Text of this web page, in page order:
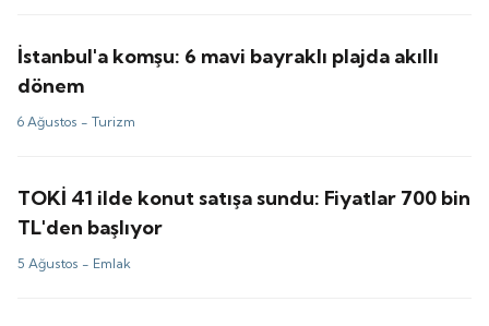
İstanbul'a komşu: 6 mavi bayraklı plajda akıllı
dönem
6 Ağustos -Turizm
TOKİ 41 ilde konut satışa sundu: Fiyatlar 700 bin
TL'den başlıyor
5 Ağustos - Emlak